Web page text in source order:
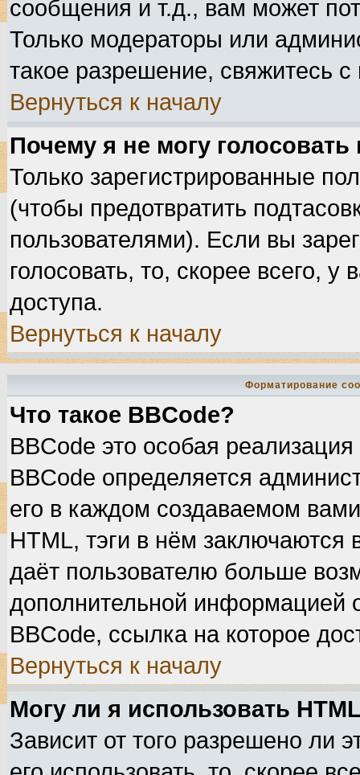
сообщения и т.д., вам может
Только модераторы или
такое разрешение, свяжитесь
Вернуться к началу
Почему я не могу голосовать
Только зарегистрированные
(чтобы предотвратить
пользователями). Если вы
голосовать, то, скорее всего,
доступа.
Вернуться к началу
Форматирование
Что такое BBCode?
BBCode это особая
BBCode определяется
его в каждом создаваемом
HTML, тэги в нём заключаются
даёт пользователю больше
дополнительной информацией
BBCode, ссылка на которое
Вернуться к началу
Могу ли я использовать
Зависит от того разрешено ли